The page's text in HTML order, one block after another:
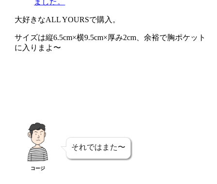
大好きなALL YOURSで購入。
サイズは縦6.5cm×横9.5cm×厚み2cm、余裕で胸ポケット
に入りまよ〜
コージ
それではまた〜